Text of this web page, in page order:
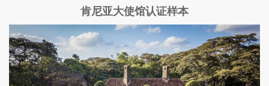
肯尼亚大使馆认证样本